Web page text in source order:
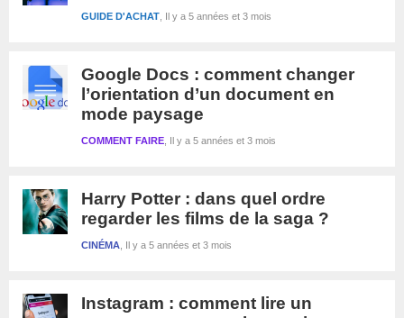
Il y a 5 années et 3 mois
GUIDE D'ACHAT
Google Docs : comment changer
l’orientation d’un document en
mode paysage
Il y a 5 années et 3 mois
COMMENT FAIRE
Harry Potter : dans quel ordre
regarder les films de la saga ?
Il y a 5 années et 3 mois
CINÉMA
Instagram : comment lire un